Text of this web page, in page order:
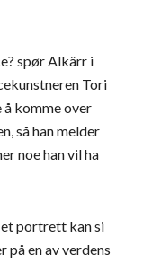
spør Alkärr i
Tori
å komme over
så han melder
noe han vil ha
portrett kan si
på en av verdens